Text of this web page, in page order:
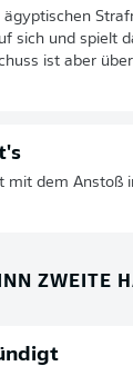
ägyptischen
sich und spielt
ist aber
mit dem Anstoß
ZWEITE